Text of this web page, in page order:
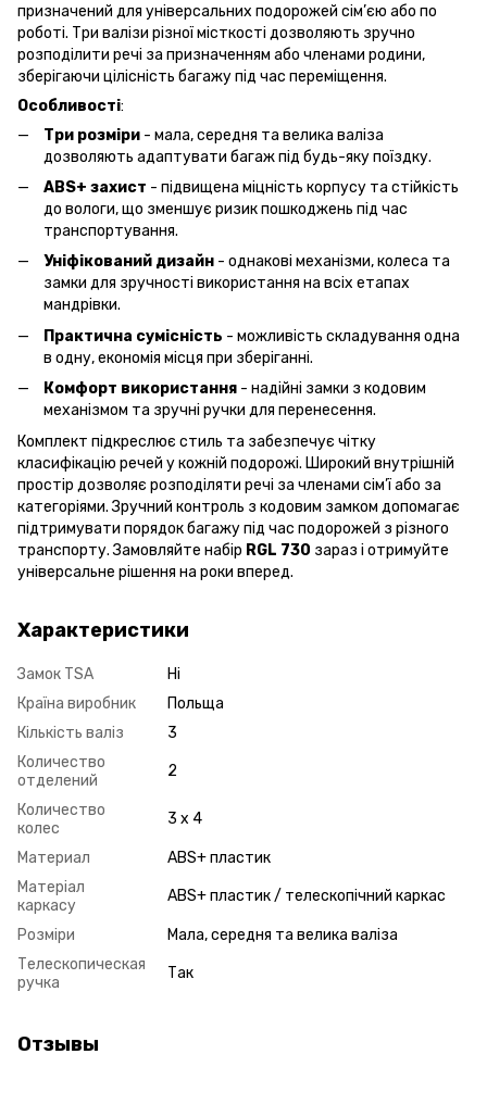
призначений для універсальних подорожей сім’єю або по
роботі. Три валізи різної місткості дозволяють зручно
розподілити речі за призначенням або членами родини,
зберігаючи цілісність багажу під час переміщення.
Особливості:
Три розміри - мала, середня та велика валіза
дозволяють адаптувати багаж під будь-яку поїздку.
ABS+ захист - підвищена міцність корпусу та стійкість
до вологи, що зменшує ризик пошкоджень під час
транспортування.
Уніфікований дизайн - однакові механізми, колеса та
замки для зручності використання на всіх етапах
мандрівки.
Практична сумісність - можливість складування одна
в одну, економія місця при зберіганні.
Комфорт використання - надійні замки з кодовим
механізмом та зручні ручки для перенесення.
Комплект підкреслює стиль та забезпечує чітку
класифікацію речей у кожній подорожі. Широкий внутрішній
простір дозволяє розподіляти речі за членами сім’ї або за
категоріями. Зручний контроль з кодовим замком допомагає
підтримувати порядок багажу під час подорожей з різного
транспорту. Замовляйте набір RGL 730 зараз і отримуйте
універсальне рішення на роки вперед.
Характеристики
Замок TSA
Ні
Країна виробник
Польща
Кількість валіз
3
Количество
отделений
2
Количество
колес
3 x 4
Материал
ABS+ пластик
Матеріал
каркасу
ABS+ пластик / телескопічний каркас
Розміри
Мала, середня та велика валіза
Телескопическая
ручка
Так
Отзывы